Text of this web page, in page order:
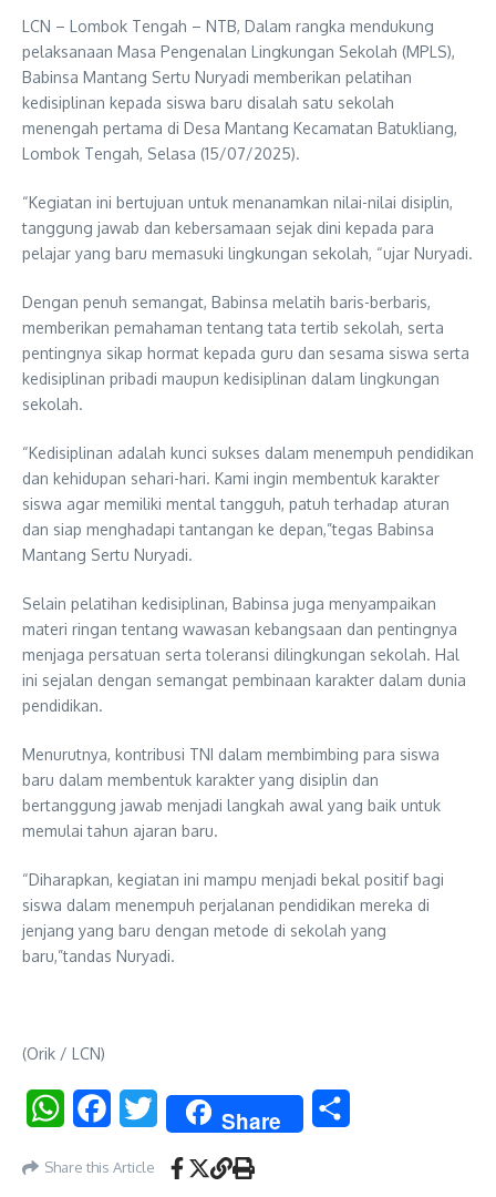
LCN – Lombok Tengah – NTB, Dalam rangka mendukung
pelaksanaan Masa Pengenalan Lingkungan Sekolah (MPLS),
Babinsa Mantang Sertu Nuryadi memberikan pelatihan
kedisiplinan kepada siswa baru disalah satu sekolah
menengah pertama di Desa Mantang Kecamatan Batukliang,
Lombok Tengah, Selasa (15/07/2025).
“Kegiatan ini bertujuan untuk menanamkan nilai-nilai disiplin,
tanggung jawab dan kebersamaan sejak dini kepada para
pelajar yang baru memasuki lingkungan sekolah, “ujar Nuryadi.
Dengan penuh semangat, Babinsa melatih baris-berbaris,
memberikan pemahaman tentang tata tertib sekolah, serta
pentingnya sikap hormat kepada guru dan sesama siswa serta
kedisiplinan pribadi maupun kedisiplinan dalam lingkungan
sekolah.
“Kedisiplinan adalah kunci sukses dalam menempuh pendidikan
dan kehidupan sehari-hari. Kami ingin membentuk karakter
siswa agar memiliki mental tangguh, patuh terhadap aturan
dan siap menghadapi tantangan ke depan,”tegas Babinsa
Mantang Sertu Nuryadi.
Selain pelatihan kedisiplinan, Babinsa juga menyampaikan
materi ringan tentang wawasan kebangsaan dan pentingnya
menjaga persatuan serta toleransi dilingkungan sekolah. Hal
ini sejalan dengan semangat pembinaan karakter dalam dunia
pendidikan.
Menurutnya, kontribusi TNI dalam membimbing para siswa
baru dalam membentuk karakter yang disiplin dan
bertanggung jawab menjadi langkah awal yang baik untuk
memulai tahun ajaran baru.
“Diharapkan, kegiatan ini mampu menjadi bekal positif bagi
siswa dalam menempuh perjalanan pendidikan mereka di
jenjang yang baru dengan metode di sekolah yang
baru,”tandas Nuryadi.
(Orik / LCN)
WhatsAppFacebookTwitter Share
Share this Article